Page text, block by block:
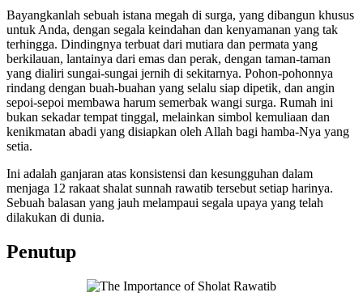
Bayangkanlah sebuah istana megah di surga, yang dibangun khusus
untuk Anda, dengan segala keindahan dan kenyamanan yang tak
terhingga. Dindingnya terbuat dari mutiara dan permata yang
berkilauan, lantainya dari emas dan perak, dengan taman-taman
yang dialiri sungai-sungai jernih di sekitarnya. Pohon-pohonnya
rindang dengan buah-buahan yang selalu siap dipetik, dan angin
sepoi-sepoi membawa harum semerbak wangi surga. Rumah ini
bukan sekadar tempat tinggal, melainkan simbol kemuliaan dan
kenikmatan abadi yang disiapkan oleh Allah bagi hamba-Nya yang
setia.
Ini adalah ganjaran atas konsistensi dan kesungguhan dalam
menjaga 12 rakaat shalat sunnah rawatib tersebut setiap harinya.
Sebuah balasan yang jauh melampaui segala upaya yang telah
dilakukan di dunia.
Penutup